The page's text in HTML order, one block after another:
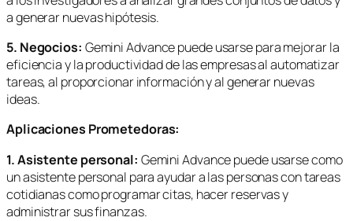
a generar nuevas hipótesis.
5. Negocios: Gemini Advance puede usarse para mejorar la
eficiencia y la productividad de las empresas al automatizar
tareas, al proporcionar información y al generar nuevas
ideas.
Aplicaciones Prometedoras:
1. Asistente personal: Gemini Advance puede usarse como
un asistente personal para ayudar a las personas con tareas
cotidianas como programar citas, hacer reservas y
administrar sus finanzas.